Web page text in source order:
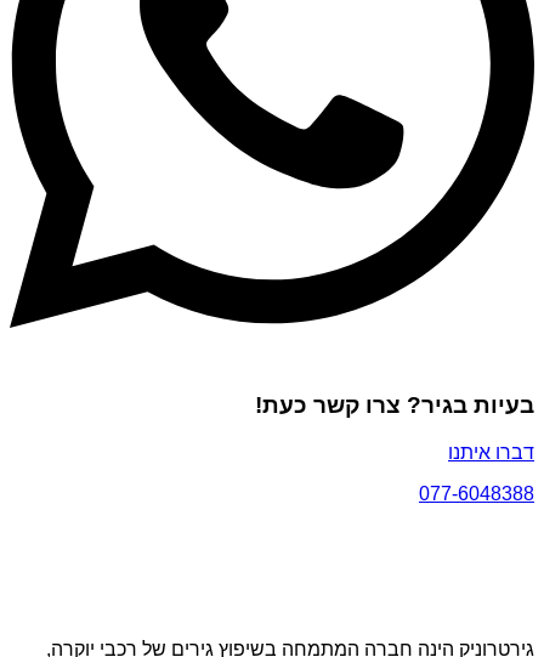
בעיות בגיר? צרו קשר כעת!
דברו איתנו
077-6048388
גירטרוניק הינה חברה המתמחה בשיפוץ גירים של רכבי יוקרה,